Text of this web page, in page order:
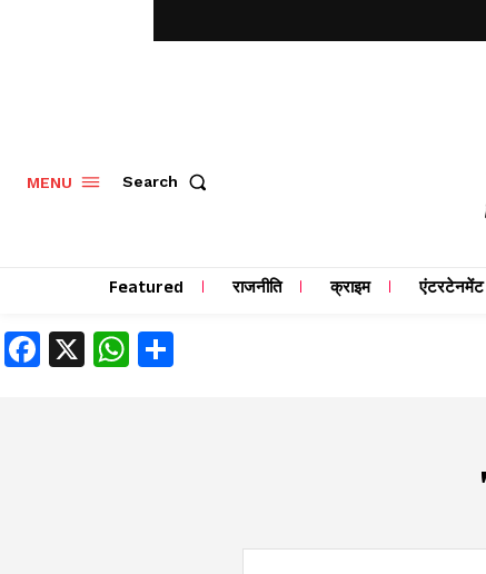
MENU Search
Featured राजनीति क्राइम एंटरटेनमेंट
Facebook
X WhatsApp